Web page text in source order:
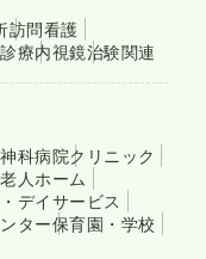
訪問看護
療内視鏡治験関連
科病院クリニック
人ホーム
デイサービス
ター保育園・学校